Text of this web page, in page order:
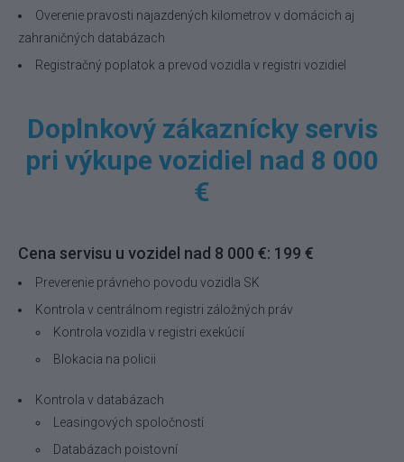
Overenie pravosti najazdených kilometrov v domácich aj
zahraničných databázach
Registračný poplatok a prevod vozidla v registri vozidiel
Doplnkový zákaznícky servis
pri výkupe vozidiel nad 8 000
€
Cena servisu u vozidel nad 8 000 €: 199 €
Preverenie právneho povodu vozidla SK
Kontrola v centrálnom registri záložných práv
Kontrola vozidla v registri exekúcií
Blokacia na policii
Kontrola v databázach
Leasingových spoločností
Databázach poistovní